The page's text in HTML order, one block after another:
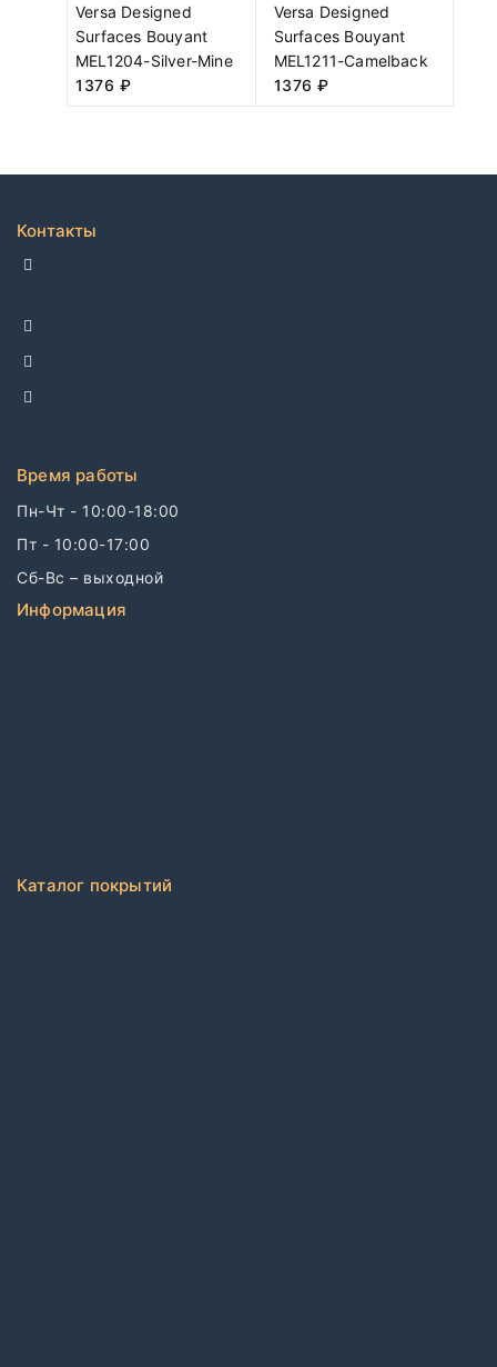
Versa Designed
Surfaces Bouyant
MEL1204-Silver-Mine
1376 ₽
Versa Designed
Surfaces Bouyant
MEL1211-Camelback
1376 ₽
Контакты
Время работы
Пн-Чт - 10:00-18:00
Пт - 10:00-17:00
Сб-Вс – выходной
Информация
Каталог покрытий